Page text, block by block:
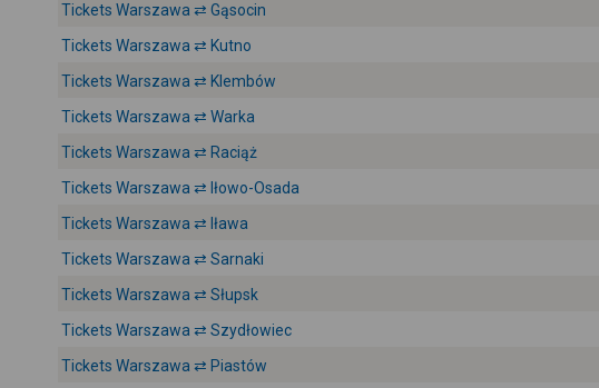
Tickets Warszawa ⇄ Gąsocin
Tickets Warszawa ⇄ Kutno
Tickets Warszawa ⇄ Klembów
Tickets Warszawa ⇄ Warka
Tickets Warszawa ⇄ Raciąż
Tickets Warszawa ⇄ Iłowo-Osada
Tickets Warszawa ⇄ Iława
Tickets Warszawa ⇄ Sarnaki
Tickets Warszawa ⇄ Słupsk
Tickets Warszawa ⇄ Szydłowiec
Tickets Warszawa ⇄ Piastów